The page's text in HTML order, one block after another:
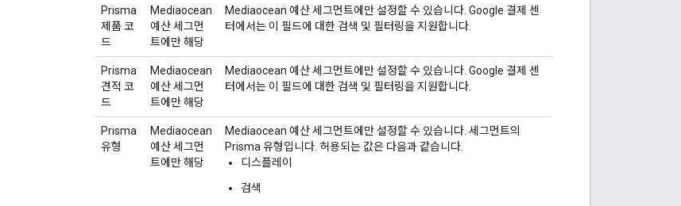
Prisma
제품 코
드
Mediaocean
예산 세그먼
트에만 해당
Mediaocean 예산 세그먼트에만 설정할 수 있습니다. Google 결제 센
터에서는 이 필드에 대한 검색 및 필터링을 지원합니다.
Prisma
견적 코
드
Mediaocean
예산 세그먼
트에만 해당
Mediaocean 예산 세그먼트에만 설정할 수 있습니다. Google 결제 센
터에서는 이 필드에 대한 검색 및 필터링을 지원합니다.
Prisma
유형
Mediaocean
예산 세그먼
트에만 해당
Mediaocean 예산 세그먼트에만 설정할 수 있습니다. 세그먼트의
Prisma 유형입니다. 허용되는 값은 다음과 같습니다.
디스플레이
검색